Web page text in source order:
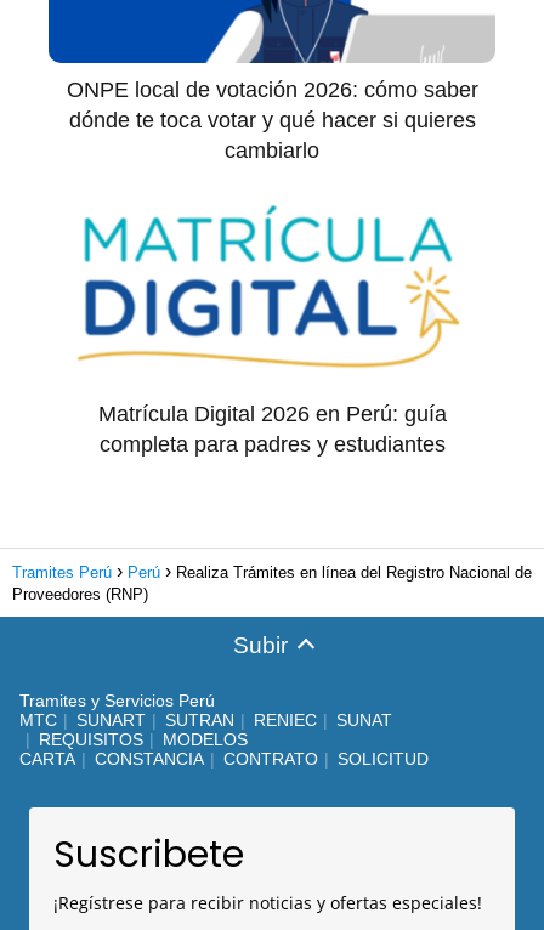
ONPE local de votación 2026: cómo saber
dónde te toca votar y qué hacer si quieres
cambiarlo
Matrícula Digital 2026 en Perú: guía
completa para padres y estudiantes
Tramites Perú Perú
Realiza Trámites en línea del Registro Nacional de
Proveedores (RNP)
Subir
Tramites y Servicios Perú
MTC
SUNART SUTRAN RENIEC
SUNAT
REQUISITOS
MODELOS
CARTA
CONSTANCIA CONTRATO SOLICITUD
Suscribete
¡Regístrese para recibir noticias y ofertas especiales!